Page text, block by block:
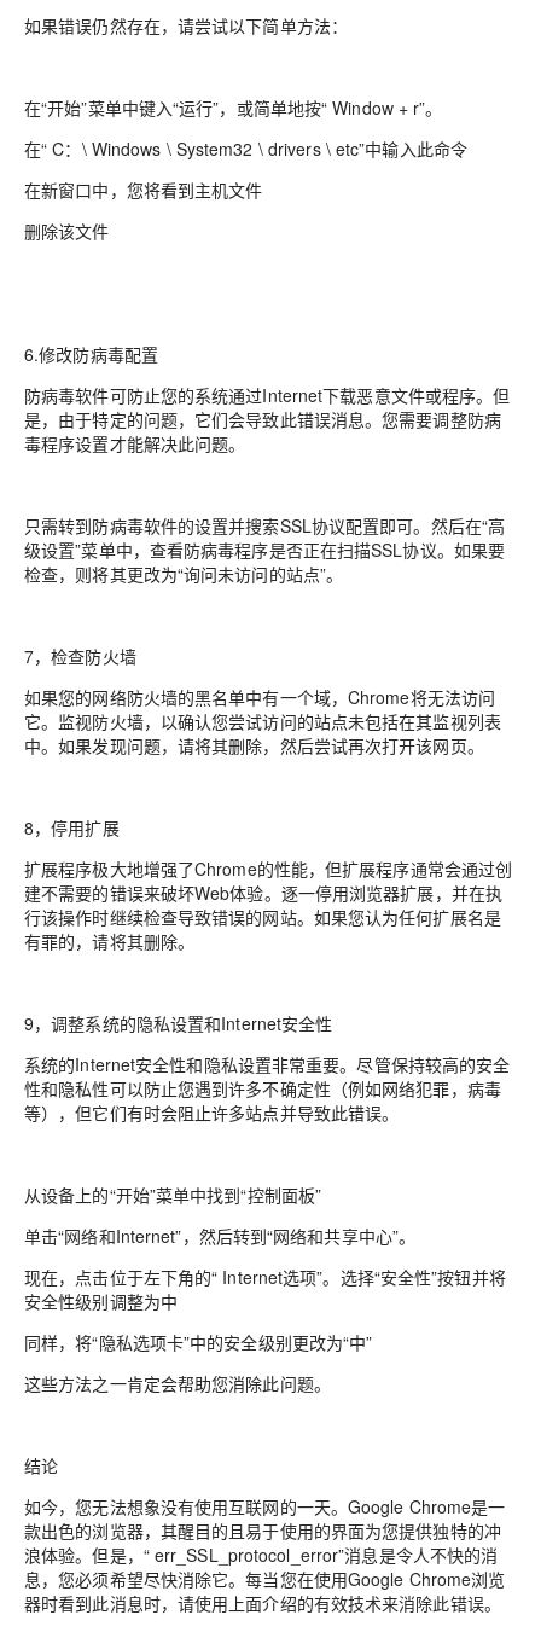
如果错误仍然存在，请尝试以下简单方法：
在“开始”菜单中键入“运行”，或简单地按“ Window + r”。
在“ C：\ Windows \ System32 \ drivers \ etc”中输入此命令
在新窗口中，您将看到主机文件
删除该文件
6.修改防病毒配置
防病毒软件可防止您的系统通过Internet下载恶意文件或程序。但
是，由于特定的问题，它们会导致此错误消息。您需要调整防病
毒程序设置才能解决此问题。
只需转到防病毒软件的设置并搜索SSL协议配置即可。然后在“高
级设置”菜单中，查看防病毒程序是否正在扫描SSL协议。如果要
检查，则将其更改为“询问未访问的站点”。
7，检查防火墙
如果您的网络防火墙的黑名单中有一个域，Chrome将无法访问
它。监视防火墙，以确认您尝试访问的站点未包括在其监视列表
中。如果发现问题，请将其删除，然后尝试再次打开该网页。
8，停用扩展
扩展程序极大地增强了Chrome的性能，但扩展程序通常会通过创
建不需要的错误来破坏Web体验。逐一停用浏览器扩展，并在执
行该操作时继续检查导致错误的网站。如果您认为任何扩展名是
有罪的，请将其删除。
9，调整系统的隐私设置和Internet安全性
系统的Internet安全性和隐私设置非常重要。尽管保持较高的安全
性和隐私性可以防止您遇到许多不确定性（例如网络犯罪，病毒
等），但它们有时会阻止许多站点并导致此错误。
从设备上的“开始”菜单中找到“控制面板”
单击“网络和Internet”，然后转到“网络和共享中心”。
现在，点击位于左下角的“ Internet选项”。选择“安全性”按钮并将
安全性级别调整为中
同样，将“隐私选项卡”中的安全级别更改为“中”
这些方法之一肯定会帮助您消除此问题。
结论
如今，您无法想象没有使用互联网的一天。Google Chrome是一
款出色的浏览器，其醒目的且易于使用的界面为您提供独特的冲
浪体验。但是，“ err_SSL_protocol_error”消息是令人不快的消
息，您必须希望尽快消除它。每当您在使用Google Chrome浏览
器时看到此消息时，请使用上面介绍的有效技术来消除此错误。